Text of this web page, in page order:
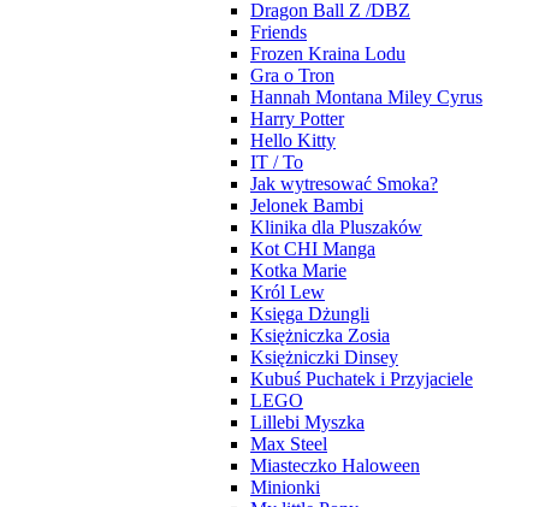
Dragon Ball Z /DBZ
Friends
Frozen Kraina Lodu
Gra o Tron
Hannah Montana Miley Cyrus
Harry Potter
Hello Kitty
IT / To
Jak wytresować Smoka?
Jelonek Bambi
Klinika dla Pluszaków
Kot CHI Manga
Kotka Marie
Król Lew
Księga Dżungli
Księżniczka Zosia
Księżniczki Dinsey
Kubuś Puchatek i Przyjaciele
LEGO
Lillebi Myszka
Max Steel
Miasteczko Haloween
Minionki